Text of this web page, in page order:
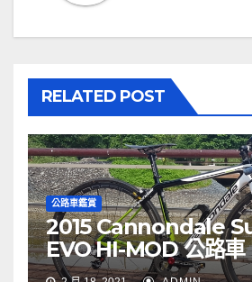
RELATED POST
公路車鑑賞
2015 Cannondale
EVO HI-MOD 公路車